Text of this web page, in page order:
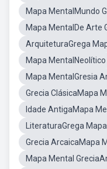
Mapa MentalMundo
Mapa MentalDe Arte
ArquiteturaGrega
Mapa MentalNeolítico
Mapa MentalGresia
Grecia ClásicaMapa
Idade AntigaMapa
LiteraturaGrega
Grecia ArcaicaMapa
Mapa Mental